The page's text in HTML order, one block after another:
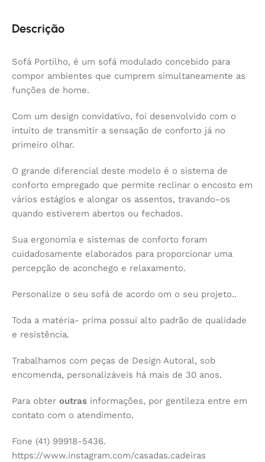
Descrição
Sofá Portilho, é um sofá modulado concebido para
compor ambientes que cumprem simultaneamente as
funções de home.
Com um design convidativo, foi desenvolvido com o
intuito de transmitir a sensação de conforto já no
primeiro olhar.
O grande diferencial deste modelo é o sistema de
conforto empregado que permite reclinar o encosto em
vários estágios e alongar os assentos, travando-os
quando estiverem abertos ou fechados.
Sua ergonomia e sistemas de conforto foram
cuidadosamente elaborados para proporcionar uma
percepção de aconchego e relaxamento.
Personalize o seu sofá de acordo om o seu projeto..
Toda a matéria- prima possui alto padrão de qualidade
e resistência.
Trabalhamos com peças de Design Autoral, sob
encomenda, personalizáveis há mais de 30 anos.
Para obter outras informações, por gentileza entre em
contato com o atendimento.
Fone (41) 99918-5436.
https://www.instagram.com/casadas.cadeiras